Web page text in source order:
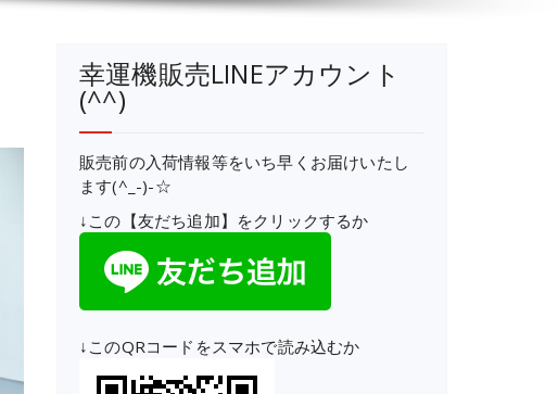
幸運機販売LINEアカウント
(^^)
販売前の入荷情報等をいち早くお届けいたし
ます(^_-)-☆
↓この【友だち追加】をクリックするか
↓このQRコードをスマホで読み込むか